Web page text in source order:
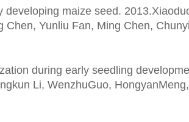
maize seed.
Chen, Yunliu Fan, Ming Chen,
during early seedling
Li, WenzhuGuo, HongyanMeng,